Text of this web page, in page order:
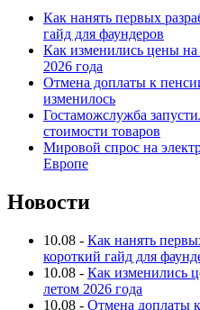
Как нанять первых
гайд для фаундеров
Как изменились цены
2026 года
Отмена доплаты к
изменилось
Гостаможслужба
стоимости товаров
Мировой спрос на
Европе
Новости
10.08 - Как нанять
короткий гайд для
10.08 - Как изменились
летом 2026 года
10.08 - Отмена доплаты